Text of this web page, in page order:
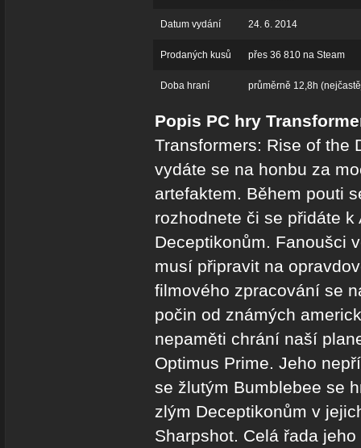
Datum vydání 24. 6. 2014
Prodaných kusů přes 36 810 na Steam
Doba hraní průměrně 12,8h
Popis PC hry
Transformers: Rise of the
vydáte se na honbu za
artefaktem. Během pouti
rozhodnete či se přidáte k
Deceptikonům. Fanoušci
musí připravit na
filmového zpracování se
počin od známých
nepaměti chrání naší
Optimus Prime. Jeho
se žlutým Bumblebee se
zlým Deceptikonům v
Sharpshot. Celá řada